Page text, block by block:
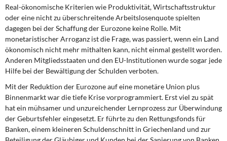
Real-ökonomische Kriterien wie Produktivität, Wirtschaftsstruktur
oder eine nicht zu überschreitende Arbeitslosenquote spielten
dagegen bei der Schaffung der Eurozone keine Rolle. Mit
monetaristischer Arroganz ist die Frage, was passiert, wenn ein Land
ökonomisch nicht mehr mithalten kann, nicht einmal gestellt worden.
Anderen Mitgliedsstaaten und den EU-Institutionen wurde sogar jede
Hilfe bei der Bewältigung der Schulden verboten.
Mit der Reduktion der Eurozone auf eine monetäre Union plus
Binnenmarkt war die tiefe Krise vorprogrammiert. Erst viel zu spät
hat ein mühsamer und unzureichender Lernprozess zur Überwindung
der Geburtsfehler eingesetzt. Er führte zu den Rettungsfonds für
Banken, einem kleineren Schuldenschnitt in Griechenland und zur